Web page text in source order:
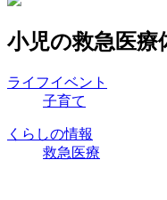
小児の救急医療
ライフイベント
子育て
くらしの情報
救急医療